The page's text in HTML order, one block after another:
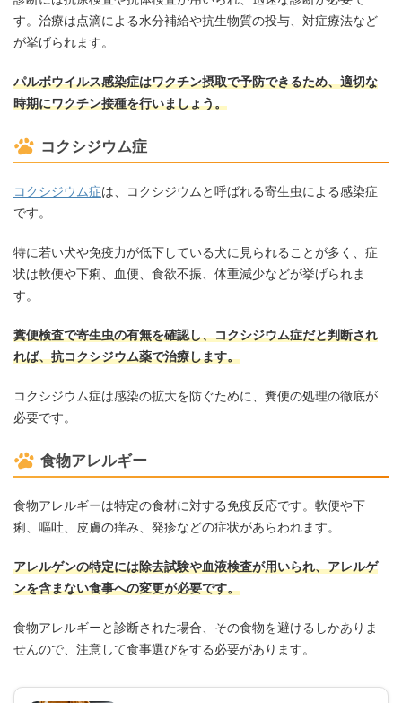
す。治療は点滴による水分補給や抗生物質の投与、対症療法など
が挙げられます。
パルボウイルス感染症はワクチン摂取で予防できるため、適切な
時期にワクチン接種を行いましょう。
コクシジウム症
コクシジウム症は、コクシジウムと呼ばれる寄生虫による感染症
です。
特に若い犬や免疫力が低下している犬に見られることが多く、症
状は軟便や下痢、血便、食欲不振、体重減少などが挙げられま
す。
糞便検査で寄生虫の有無を確認し、コクシジウム症だと判断され
れば、抗コクシジウム薬で治療します。
コクシジウム症は感染の拡大を防ぐために、糞便の処理の徹底が
必要です。
食物アレルギー
食物アレルギーは特定の食材に対する免疫反応です。軟便や下
痢、嘔吐、皮膚の痒み、発疹などの症状があらわれます。
アレルゲンの特定には除去試験や血液検査が用いられ、アレルゲ
ンを含まない食事への変更が必要です。
食物アレルギーと診断された場合、その食物を避けるしかありま
せんので、注意して食事選びをする必要があります。